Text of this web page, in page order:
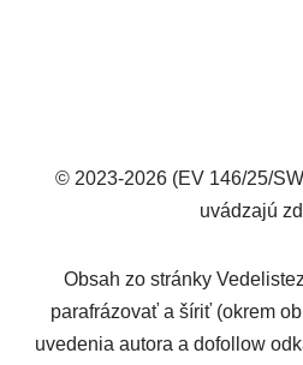
© 2023-2026 (EV 146/25/
uvádzajú
Obsah zo stránky
parafrázovať a šíriť (okrem
uvedenia autora a dofollow